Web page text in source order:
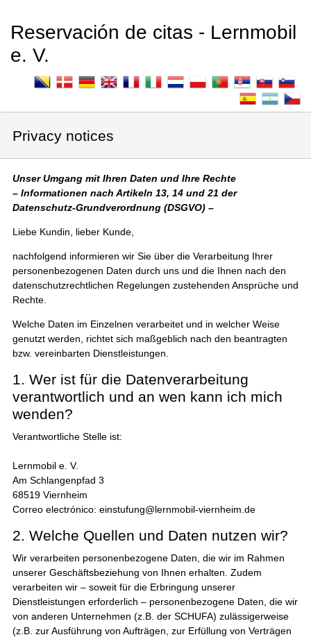
Reservación de citas - Lernmobil
e. V.
Privacy notices
Unser Umgang mit Ihren Daten und Ihre Rechte
– Informationen nach Artikeln 13, 14 und 21 der
Datenschutz-Grundverordnung (DSGVO) –
Liebe Kundin, lieber Kunde,
nachfolgend informieren wir Sie über die Verarbeitung Ihrer
personenbezogenen Daten durch uns und die Ihnen nach den
datenschutzrechtlichen Regelungen zustehenden Ansprüche und
Rechte.
Welche Daten im Einzelnen verarbeitet und in welcher Weise
genutzt werden, richtet sich maßgeblich nach den beantragten
bzw. vereinbarten Dienstleistungen.
1. Wer ist für die Datenverarbeitung
verantwortlich und an wen kann ich mich
wenden?
Verantwortliche Stelle ist:
Lernmobil e. V.
Am Schlangenpfad 3
68519 Viernheim
Correo electrónico: einstufung@lernmobil-viernheim.de
2. Welche Quellen und Daten nutzen wir?
Wir verarbeiten personenbezogene Daten, die wir im Rahmen
unserer Geschäftsbeziehung von Ihnen erhalten. Zudem
verarbeiten wir – soweit für die Erbringung unserer
Dienstleistungen erforderlich – personenbezogene Daten, die wir
von anderen Unternehmen (z.B. der SCHUFA) zulässigerweise
(z.B. zur Ausführung von Aufträgen, zur Erfüllung von Verträgen